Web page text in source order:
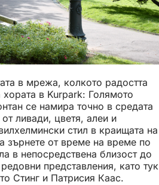
в мрежа, колкото радостта
в Kurpark: Голямото
се намира точно в средата
ливади, цветя, алеи и
стил в краищата на
зърнете от време на време по
в непосредствена близост до
представления, като тук
Стинг и Патрисия Каас.